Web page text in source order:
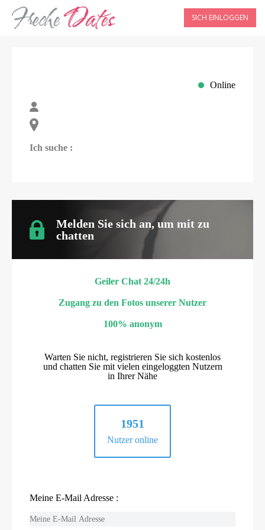
SICH EINLOGGEN
Online
Ich suche :
Melden Sie sich an, um mit zu
chatten
Geiler Chat 24/24h
Zugang zu den Fotos unserer Nutzer
100% anonym
Warten Sie nicht, registrieren Sie sich kostenlos
und chatten Sie mit vielen eingeloggten Nutzern
in Ihrer Nähe
1951
Nutzer online
Meine E-Mail Adresse :